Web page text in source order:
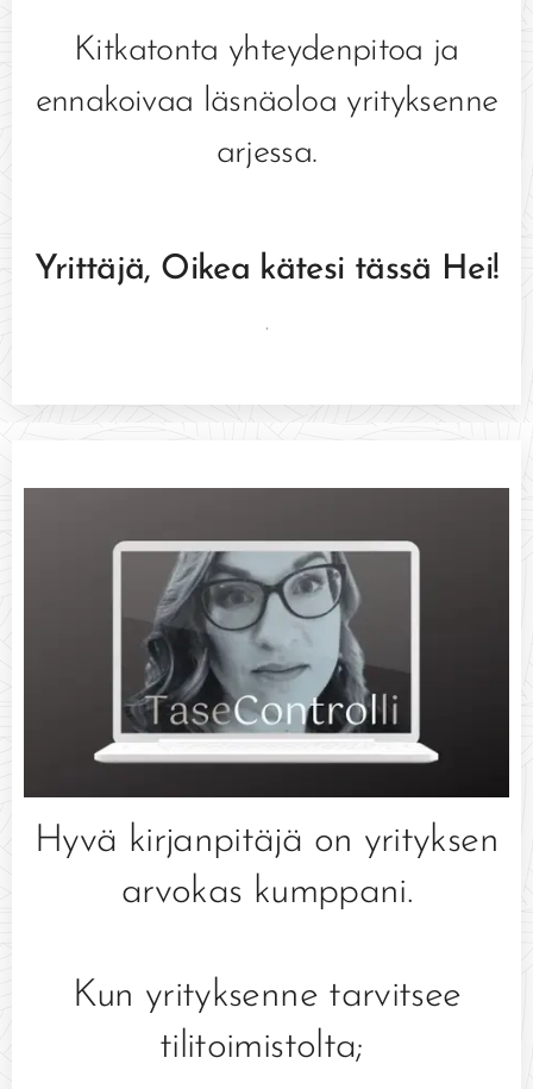
Kitkatonta yhteydenpitoa ja
ennakoivaa läsnäoloa yrityksenne
arjessa.
Yrittäjä, Oikea kätesi tässä Hei!
.
Hyvä kirjanpitäjä on yrityksen
arvokas kumppani.
Kun yrityksenne tarvitsee
tilitoimistolta;